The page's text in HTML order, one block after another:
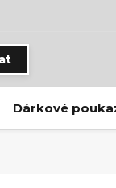
Dárkové